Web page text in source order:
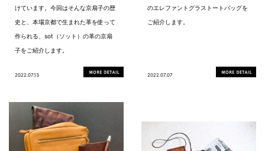
けています。今回はそんな京扇子の歴
史と、本場京都で生まれた革を使って
作られる、sot（ソット）の革の京扇
子をご紹介します。
2022.07.13
のエレファントグラストートバッグを
ご紹介します。
2022.07.07